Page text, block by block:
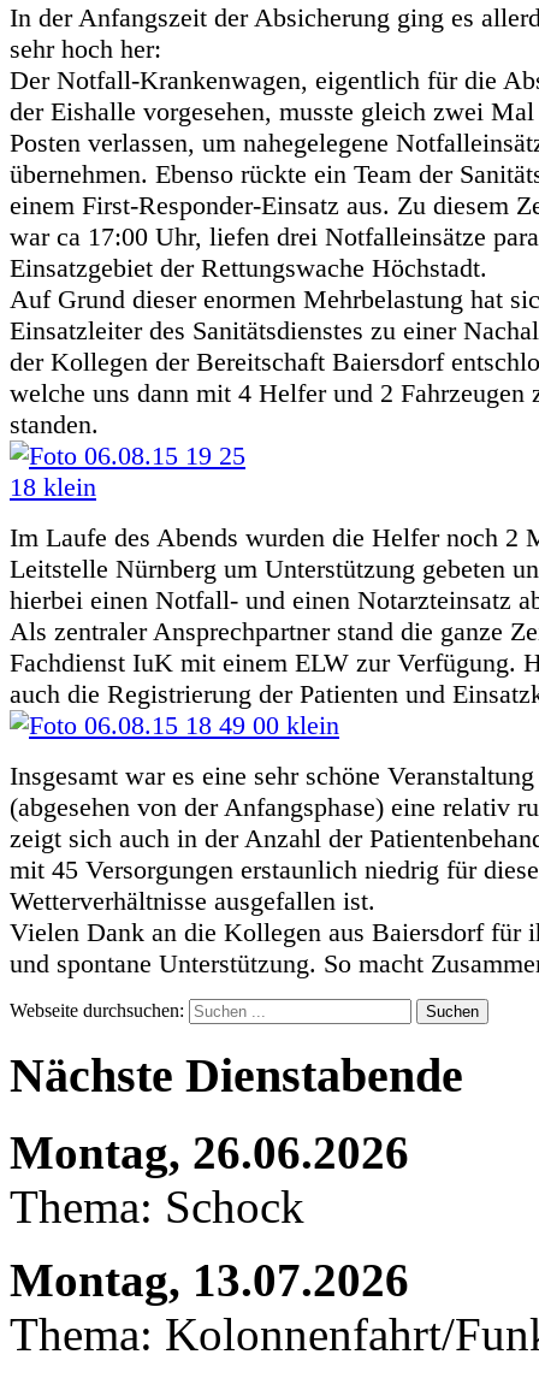
In der Anfangszeit der Absicherung ging es
sehr hoch her:
Der Notfall-Krankenwagen, eigentlich für die
der Eishalle vorgesehen, musste gleich zwei Mal
Posten verlassen, um nahegelegene
übernehmen. Ebenso rückte ein Team der
einem First-Responder-Einsatz aus. Zu diesem
war ca 17:00 Uhr, liefen drei Notfalleinsätze
Einsatzgebiet der Rettungswache Höchstadt.
Auf Grund dieser enormen Mehrbelastung hat
Einsatzleiter des Sanitätsdienstes zu einer
der Kollegen der Bereitschaft Baiersdorf
welche uns dann mit 4 Helfer und 2 Fahrzeugen
standen.
Im Laufe des Abends wurden die Helfer noch 2
Leitstelle Nürnberg um Unterstützung gebeten
hierbei einen Notfall- und einen Notarzteinsatz
Als zentraler Ansprechpartner stand die ganze
Fachdienst IuK mit einem ELW zur Verfügung.
auch die Registrierung der Patienten und
Insgesamt war es eine sehr schöne
(abgesehen von der Anfangsphase) eine relativ
zeigt sich auch in der Anzahl der
mit 45 Versorgungen erstaunlich niedrig für diese
Wetterverhältnisse ausgefallen ist.
Vielen Dank an die Kollegen aus Baiersdorf für
und spontane Unterstützung. So macht
Webseite durchsuchen: Suchen
Nächste Dienstabende
Montag, 26.06.2026
Thema: Schock
Montag, 13.07.2026
Thema: Kolonnenfahrt/